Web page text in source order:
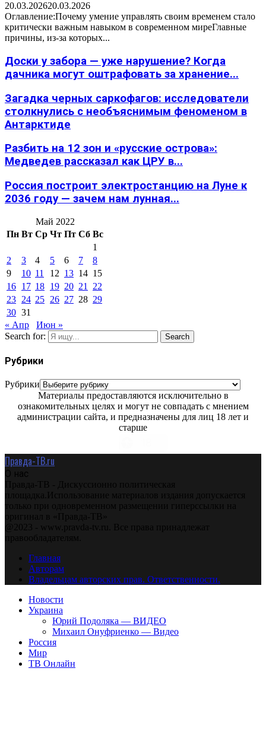
20.03.202620.03.2026
Оглавление:Почему умение управлять своим временем стало
критически важным навыком в современном миреГлавные
причины, из-за которых...
Доски у забора — уже нарушение? Когда
дачника могут оштрафовать за хранение...
Загадка черных саркофагов: исследователи
столкнулись с необъяснимым феноменом в
Антарктиде
Разбить на 12 зон и «русские острова»:
Медведев рассказал как ЦРУ в...
Россия построит электростанцию на Луне к
2036 году — зачем нам лунная...
Май 2022
Пн Вт Ср Чт Пт Сб Вс
1
2
3 4 5 6 7
8
9
10 11 12 13 14 15
16 17 18 19 20 21
22
23 24 25 26 27 28 29
30 31
« Апр
Июн »
Search for:
Search
Рубрики
Рубрики
Материалы предоставляются исключительно в
ознакомительных целях и могут не совпадать с мнением
администрации сайта, и предназначены для лиц 18 лет и
старше
Правда-ТВ.ru
О нас
Правда-ТВ - Дискуссионно политическая
площадка.Использование материалов издания допускается
только при одновременном размещении гиперссылки на
оригинал в «Правда-ТВ»
@2023 - www.pravda-tv.ru. Все права принадлежат
правообладателям.
Главная
Авторам
Владельцам авторских прав. Ответственности.
Новости
Украина
Юрий Подоляка — ВИДЕО
Михаил Онуфриенко — Видео
Россия
Мир
ТВ Онлайн